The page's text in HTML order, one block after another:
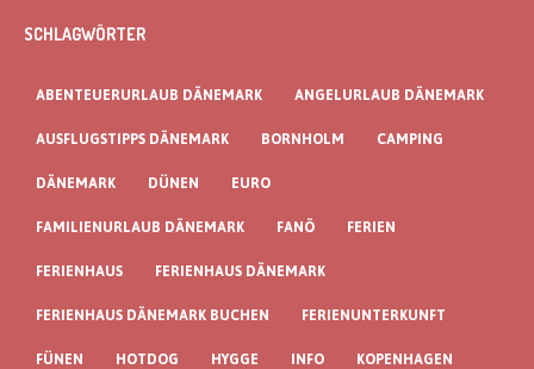
SCHLAGWÖRTER
ABENTEUERURLAUB DÄNEMARK ANGELURLAUB DÄNEMARK
AUSFLUGSTIPPS DÄNEMARK BORNHOLM CAMPING
DÄNEMARK DÜNEN EURO
FAMILIENURLAUB DÄNEMARK FANÖ FERIEN
FERIENHAUS FERIENHAUS DÄNEMARK
FERIENHAUS DÄNEMARK BUCHEN FERIENUNTERKUNFT
FÜNEN HOTDOG HYGGE INFO KOPENHAGEN